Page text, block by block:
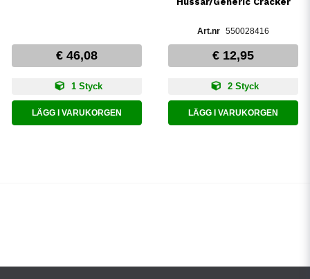
€ 46,08
1 Styck
LÄGG I VARUKORGEN
550028416
€ 12,95
2 Styck
LÄGG I VARUKORGEN